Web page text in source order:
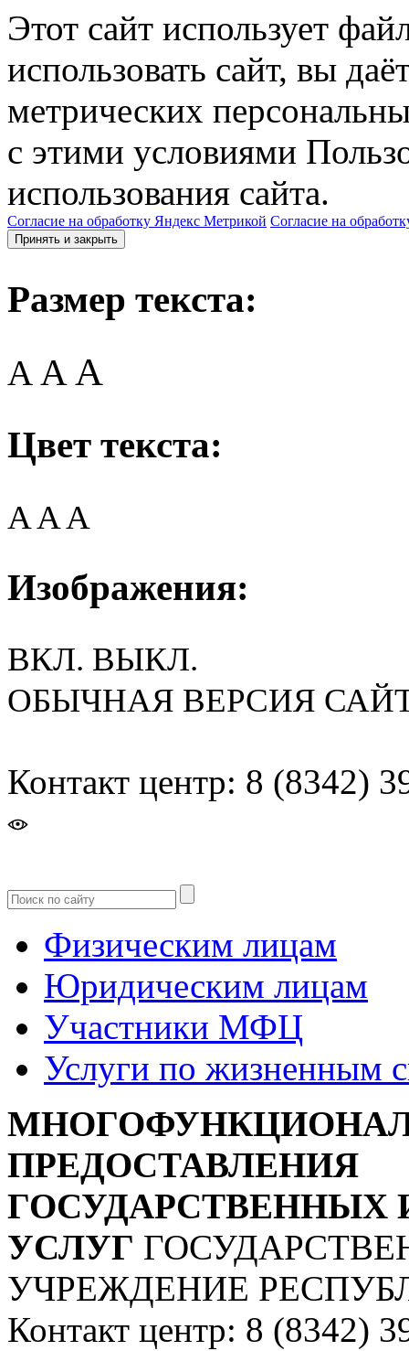
Этот сайт использует
использовать сайт, вы
метрических
с этими условиями
использования сайта.
Согласие на обработку Яндекс Метрикой Согласие на
Принять и закрыть
Размер текста:
A AA
Цвет текста:
AAA
Изображения:
ВКЛ. ВЫКЛ.
ОБЫЧНАЯ ВЕРСИЯ
Контакт центр: 8 (8342)
Физическим лицам
Юридическим лицам
Участники МФЦ
Услуги по жизненным
ПРЕДОСТАВЛЕНИЯ
УСЛУГ
УЧРЕЖДЕНИЕ
Контакт центр: 8 (8342)